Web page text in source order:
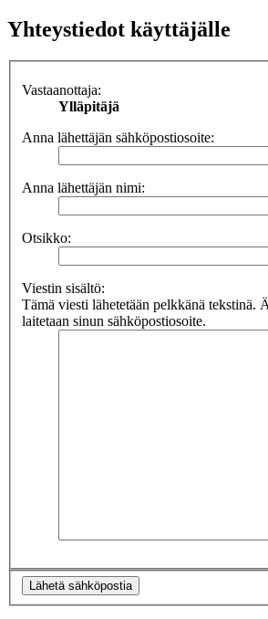
Yhteystiedot käyttäjälle
Vastaanottaja:
Ylläpitäjä
Anna lähettäjän sähköpostiosoite:
Anna lähettäjän nimi:
Otsikko:
Viestin sisältö:
Tämä viesti lähetetään pelkkänä
laitetaan sinun sähköpostiosoite.